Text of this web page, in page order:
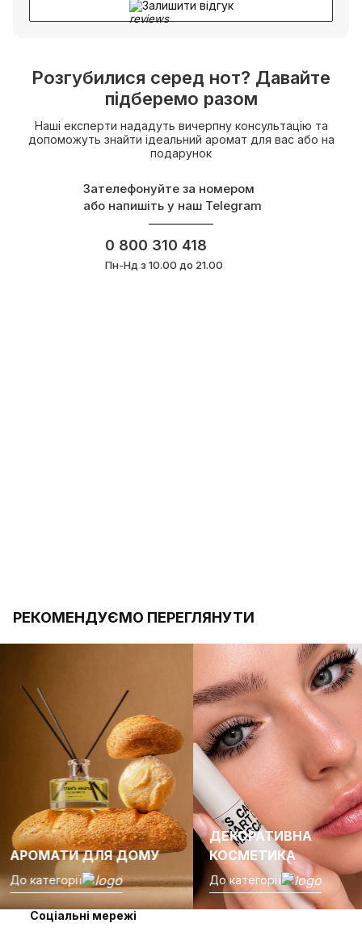
Залишити відгук
Розгубилися серед нот? Давайте
підберемо разом
Наші експерти нададуть вичерпну консультацію та
допоможуть знайти ідеальний аромат для вас або на
подарунок
Зателефонуйте за номером
або напишіть у наш Telegram
0 800 310 418
Пн-Нд з 10.00 до 21.00
РЕКОМЕНДУЄМО ПЕРЕГЛЯНУТИ
АРОМАТИ ДЛЯ ДОМУ
До категорії
ДЕКОРАТИВНА
КОСМЕТИКА
До категорії
Соціальні мережі